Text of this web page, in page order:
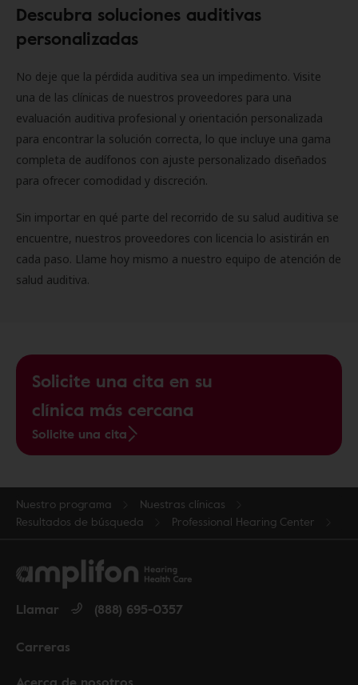
Descubra soluciones auditivas
personalizadas
No deje que la pérdida auditiva sea un impedimento. Visite
una de las clínicas de nuestros proveedores para una
evaluación auditiva profesional y orientación personalizada
para encontrar la solución correcta, lo que incluye una gama
completa de audífonos con ajuste personalizado diseñados
para ofrecer comodidad y discreción.
Sin importar en qué parte del recorrido de su salud auditiva se
encuentre, nuestros proveedores con licencia lo asistirán en
cada paso. Llame hoy mismo a nuestro equipo de atención de
salud auditiva.
Solicite una cita en su
clínica más cercana
Solicite una cita
Nuestro programa
Nuestras clínicas
Resultados de búsqueda
Professional Hearing Center
Carreras
Llamar (888) 695-0357